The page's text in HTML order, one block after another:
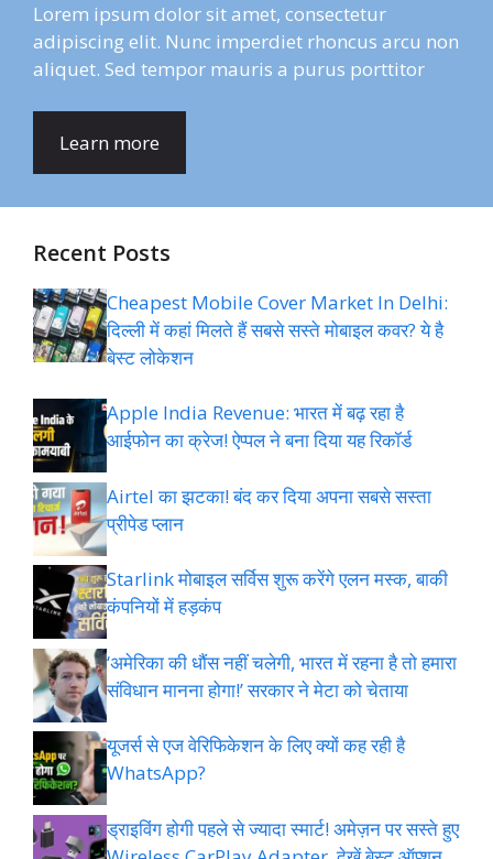
Lorem ipsum dolor sit amet, consectetur
adipiscing elit. Nunc imperdiet rhoncus arcu non
aliquet. Sed tempor mauris a purus porttitor
Learn more
Recent Posts
Cheapest Mobile Cover Market In Delhi:
दिल्ली में कहां मिलते हैं सबसे सस्ते मोबाइल कवर? ये है
बेस्ट लोकेशन
Apple India Revenue: भारत में बढ़ रहा है
आईफोन का क्रेज! ऐप्पल ने बना दिया यह रिकॉर्ड
Airtel का झटका! बंद कर दिया अपना सबसे सस्ता
प्रीपेड प्लान
Starlink मोबाइल सर्विस शुरू करेंगे एलन मस्क, बाकी
कंपनियों में हड़कंप
‘अमेरिका की धौंस नहीं चलेगी, भारत में रहना है तो हमारा
संविधान मानना होगा!’ सरकार ने मेटा को चेताया
यूजर्स से एज वेरिफिकेशन के लिए क्यों कह रही है
WhatsApp?
ड्राइविंग होगी पहले से ज्यादा स्मार्ट! अमेज़न पर सस्ते हुए